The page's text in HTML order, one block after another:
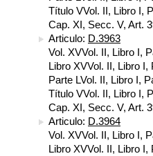
Título VVol. II, Libro I,
Cap. XI, Secc. V, Art.
Articulo: D.3963
Vol. XVVol. II, Libro I,
Libro XVVol. II, Libro
Parte LVol. II, Libro I,
Título VVol. II, Libro I,
Cap. XI, Secc. V, Art.
Articulo: D.3964
Vol. XVVol. II, Libro I,
Libro XVVol. II, Libro